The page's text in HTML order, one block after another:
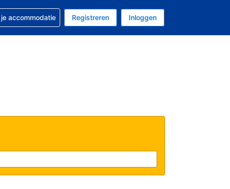
Amerikaanse dollar
is Nederlands
reservering
accommodatie Registreren Inloggen